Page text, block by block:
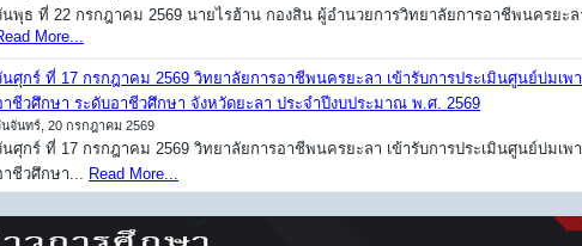
นพุธ ที่ 22 กรกฎาคม 2569 นายไรฮ้าน กองสิน ผู้อำนวยการวิทยาลัยการอาชีพนครยะ
More...
นศุกร์ ที่ 17 กรกฎาคม 2569 วิทยาลัยการอาชีพนครยะลา เข้ารับการประเมินศูนย์บ่มเพ
าชีวศึกษา ระดับอาชีวศึกษา จังหวัดยะลา ประจำปีงบประมาณ พ.ศ. 2569
จันทร์, 20 กรกฎาคม 2569
นศุกร์ ที่ 17 กรกฎาคม 2569 วิทยาลัยการอาชีพนครยะลา เข้ารับการประเมินศูนย์บ่มเพ
าชีวศึกษา... Read More...